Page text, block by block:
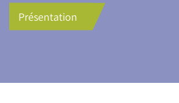
Présentation